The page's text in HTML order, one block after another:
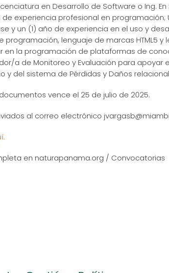
en Desarrollo de Software o Ing.
experiencia profesional en programación;
y un (1) año de experiencia en el uso y
programación, lenguaje de marcas HTML5
en la programación de plataformas de
a de Monitoreo y Evaluación para apoyar
del sistema de Pérdidas y Daños
vence el 25 de julio de 2025.
al correo electrónico
en naturapanama.org / Convocatorias